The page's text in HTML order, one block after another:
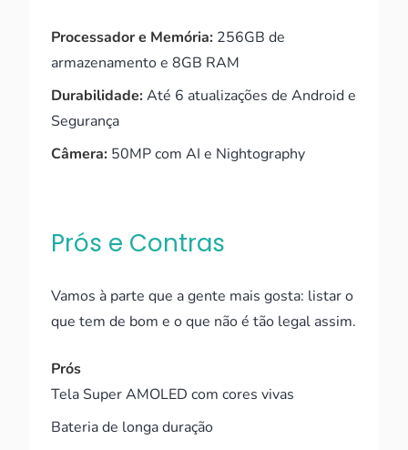
Processador e Memória: 256GB de
armazenamento e 8GB RAM
Durabilidade:Até 6 atualizações de Android e
Segurança
Câmera: 50MP com AI e Nightography
Prós e Contras
Vamos à parte que a gente mais gosta: listar o
que tem de bom e o que não é tão legal assim.
Prós
Tela Super AMOLED com cores vivas
Bateria de longa duração